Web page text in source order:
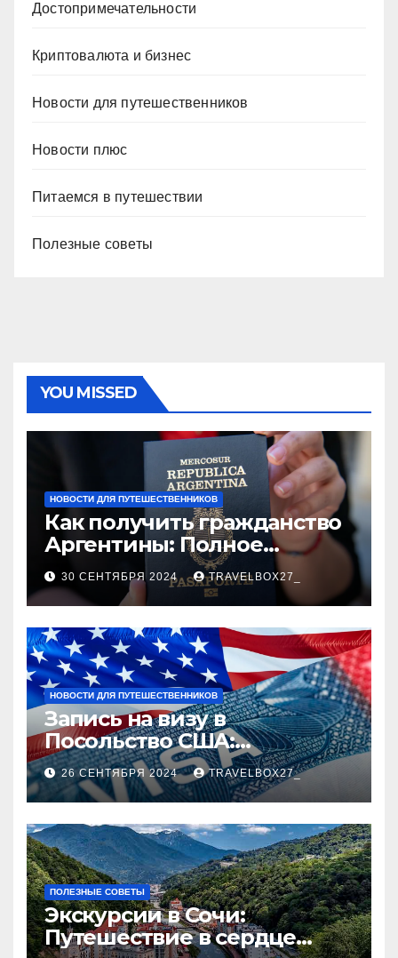
Достопримечательности
Криптовалюта и бизнес
Новости для путешественников
Новости плюс
Питаемся в путешествии
Полезные советы
YOU MISSED
НОВОСТИ ДЛЯ ПУТЕШЕСТВЕННИКОВ
Как получить гражданство
Аргентины: Полное
руководство
30 СЕНТЯБРЯ 2024 TRAVELBOX27_
НОВОСТИ ДЛЯ ПУТЕШЕСТВЕННИКОВ
Запись на визу в
Посольство США:
Пошаговое руководство
26 СЕНТЯБРЯ 2024 TRAVELBOX27_
ПОЛЕЗНЫЕ СОВЕТЫ
Экскурсии в Сочи:
Путешествие в сердце